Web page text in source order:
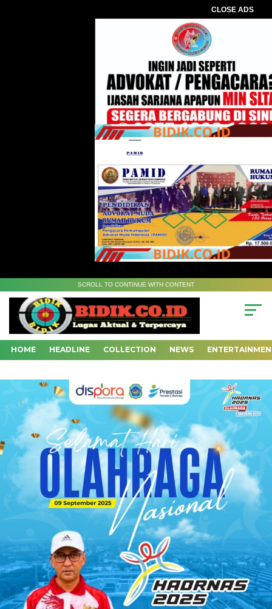
CLOSE ADS
SCROLL TO CONTINUE WITH CONTENT
HOME HEADLINE COLLECTION NEWS